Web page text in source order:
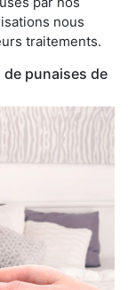
nous
traitements.
punaises de